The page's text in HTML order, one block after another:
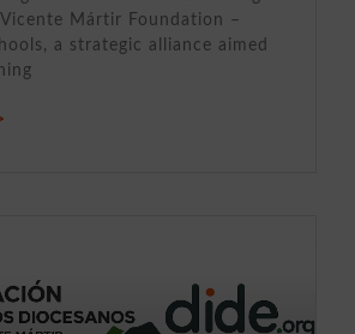
Mártir Foundation –
a strategic alliance aimed